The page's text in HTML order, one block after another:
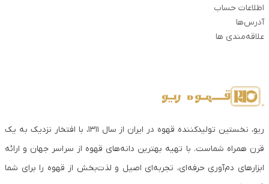
اطلاعات حساب
آدرس‌ها
علاقه‌مندی ها
ریو، نخستین تولیدکننده قهوه در ایران از سال ۱۳۱۱، با افتخار نزدیک به یک
قرن همراه شماست. با تهیه بهترین دانه‌های قهوه از سراسر جهان و ارائه
ابزارهای دم‌آوری حرفه‌ای، تجربه‌ای اصیل و لذت‌بخش از قهوه را برای شما